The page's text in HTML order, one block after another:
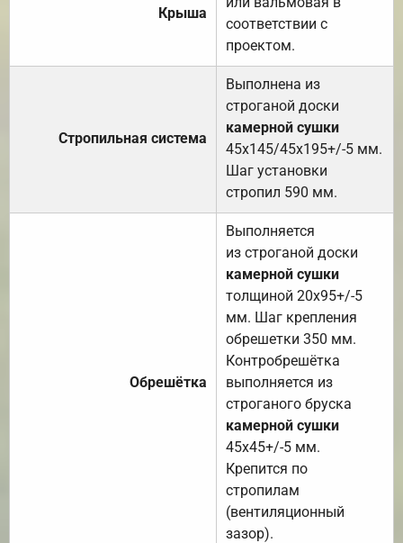
Крыша
соответствии с
проектом.
Стропильная система
Выполнена из
строганой доски
камерной сушки
45х145/45х195+/-5 мм.
Шаг установки
стропил 590 мм.
Обрешётка
Выполняется
из строганой доски
камерной сушки
толщиной 20х95+/-5
мм. Шаг крепления
обрешетки 350 мм.
Контробрешётка
выполняется из
строганого бруска
камерной сушки
45х45+/-5 мм.
Крепится по
стропилам
(вентиляционный
зазор).